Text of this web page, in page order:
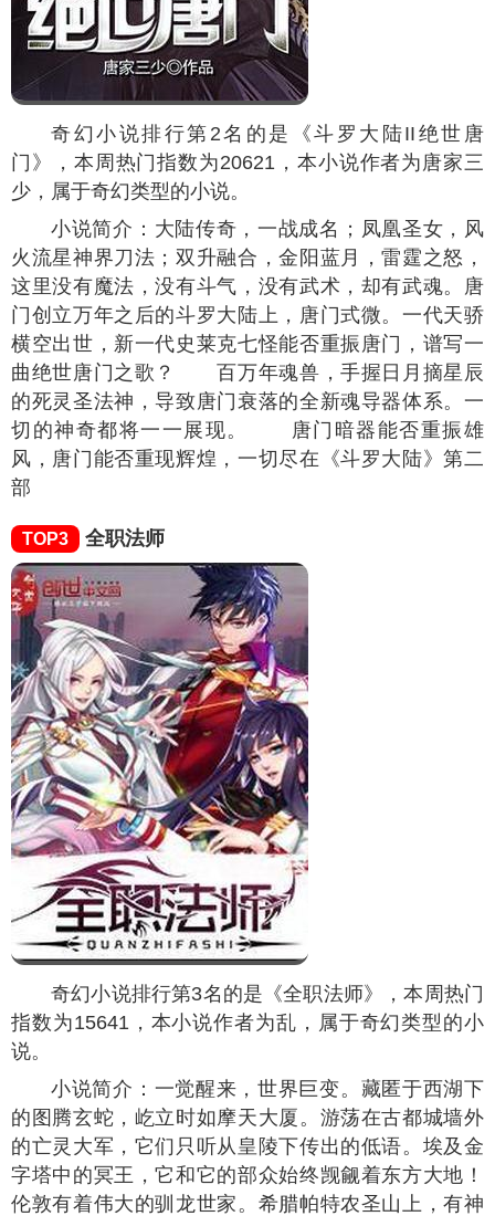
奇幻小说排行第2名的是《斗罗大陆II绝世唐
门》，本周热门指数为20621 ，本小说作者为唐家三
少，属于奇幻类型的小说。
小说简介：大陆传奇，一战成名；凤凰圣女，风
火流星神界刀法；双升融合，金阳蓝月，雷霆之怒，
这里没有魔法，没有斗气，没有武术，却有武魂。唐
门创立万年之后的斗罗大陆上，唐门式微。一代天骄
横空出世，新一代史莱克七怪能否重振唐门，谱写一
曲绝世唐门之歌？ 百万年魂兽，手握日月摘星辰
的死灵圣法神，导致唐门衰落的全新魂导器体系。一
切的神奇都将一一展现。 唐门暗器能否重振雄
风，唐门能否重现辉煌，一切尽在《斗罗大陆》第二
部
TOP3 全职法师
奇幻小说排行第3名的是《全职法师》，本周热门
指数为15641，本小说作者为乱，属于奇幻类型的小
说。
小说简介：一觉醒来，世界巨变。藏匿于西湖下
的图腾玄蛇，屹立时如摩天大厦。游荡在古都城墙外
的亡灵大军，它们只听从皇陵下传出的低语。埃及金
字塔中的冥王，它和它的部众始终觊觎着东方大地！
伦敦有着伟大的驯龙世家。希腊帕特农圣山上，有神